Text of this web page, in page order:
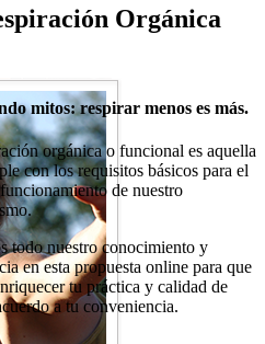
Orgánica
mitos: respirar menos es más.
orgánica o funcional es aquella
con los requisitos básicos para el
de nuestro
todo nuestro conocimiento y
en esta propuesta online para que
tu práctica y calidad de
a tu conveniencia.